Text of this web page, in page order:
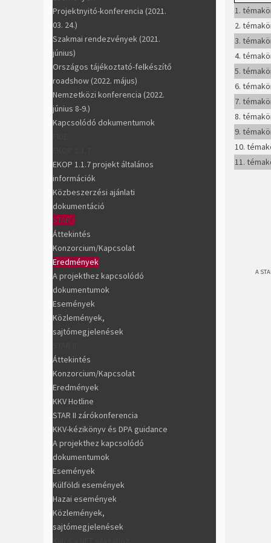
1.
2.
3.
4.
5.
6.
7.
8.
9.
10.
11.
A
Projektnyitó-konferencia (2021.
03. 24.)
Szakmai rendezvények (2021.
június)
Országos tájékoztató-felkészítő
roadshow (2022. május)
Nemzetközi konferencia (2022.
június 8-9.)
Kapcsolódó dokumentumok
EKOP 1.1.7 projekt általános
információk
Közbeszerzési ajánlati
dokumentáció
STAR I
Áttekintés
Konzorcium/Kapcsolat
Eredmények
A projekthez kapcsolódó
dokumentumok
Események
Közlemények,
sajtómegjelenések
Áttekintés
Konzorcium/Kapcsolat
Eredmények
KKV Hotline
STAR II zárókonferencia
KKV-kézikönyv és DPA guidance
A projekthez kapcsolódó
dokumentumok
Események
Külföldi események
Hazai események
Közlemények,
sajtómegjelenések